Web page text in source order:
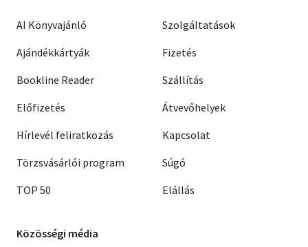
AI Könyvajánló
Ajándékkártyák
Bookline Reader
Előfizetés
Hírlevél feliratkozás
Törzsvásárlói program
TOP 50
Szolgáltatások
Fizetés
Szállítás
Átvevőhelyek
Kapcsolat
Súgó
Elállás
Közösségi média